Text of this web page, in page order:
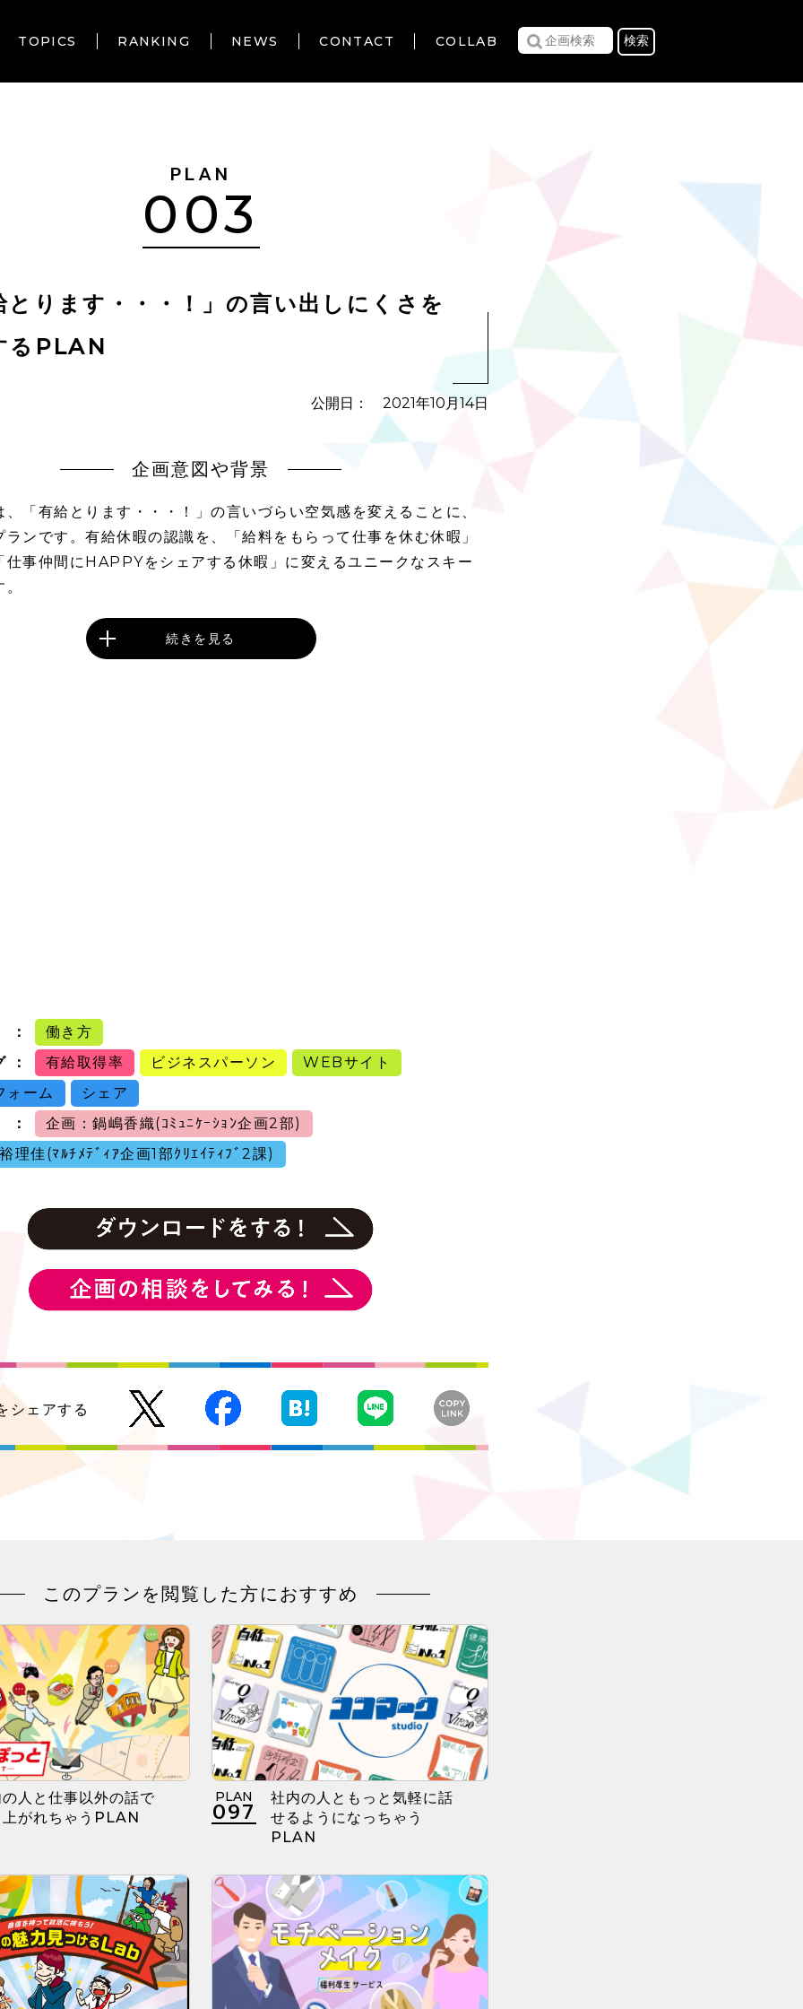
TOPICS RANKING NEWS CONTACT COLLAB
PLAN
003
とります・・・！」の言い出しにくさを
るPLAN
公開日： 2021年10月14日
企画意図や背景
、「有給とります・・・！」の言いづらい空気感を変えることに、
ランです。有給休暇の認識を、「給料をもらって仕事を休む休暇」
仕事仲間にHAPPYをシェアする休暇」に変えるユニークなスキー
続きを見る
働き方
有給取得率 ビジネスパーソン
WEBサイト
ォーム
シェア
企画：鍋嶋香織(ｺﾐｭﾆｹｰｼｮﾝ企画2部)
理佳(ﾏﾙﾁﾒﾃﾞｨｱ企画1部ｸﾘｴｲﾃｨﾌﾞ2課)
シェアする
このプランを閲覧した方におすすめ
人と仕事以外の話で
がれちゃうPLAN
PLAN
097
社内の人ともっと気軽に話
せるようになっちゃう
PLAN